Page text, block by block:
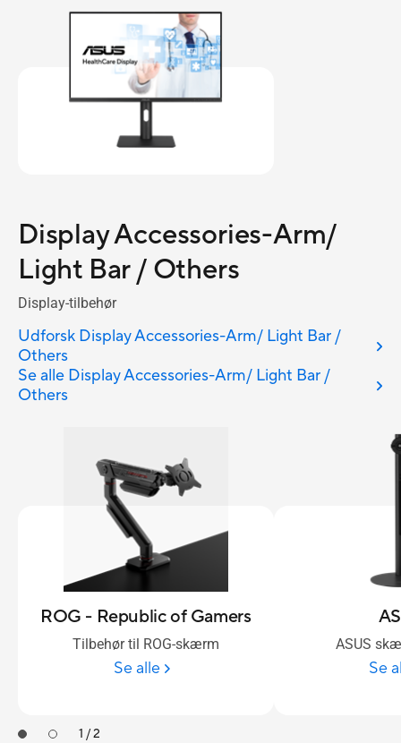
Display Accessories-Arm/
Light Bar / Others
Display-tilbehør
Udforsk Display Accessories-Arm/ Light Bar /
Others
Se alle Display Accessories-Arm/ Light Bar /
Others
ROG - Republic of Gamers
Tilbehør til ROG-skærm
Se alle
ASUS
Se
1 / 2